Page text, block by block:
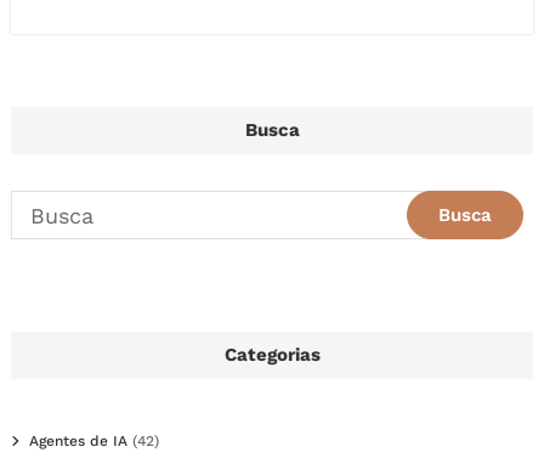
Busca
Categorias
Agentes de IA (42)